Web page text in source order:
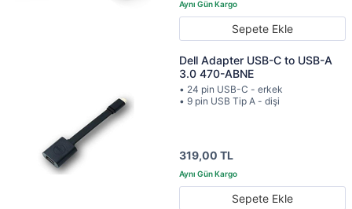
Sepete Ekle
Dell Adapter USB-C to USB-A
3.0 470-ABNE
• 24 pin USB-C - erkek
• 9 pin USB Tip A - dişi
319,00 TL
Sepete Ekle